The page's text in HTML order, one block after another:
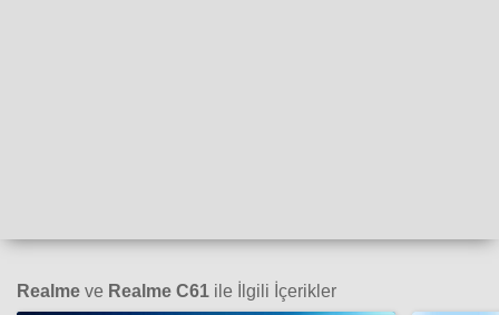
Realme ve Realme C61 ile İlgili İçerikler